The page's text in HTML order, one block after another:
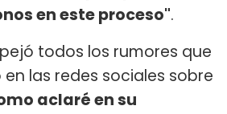
en este proceso".
todos los rumores que
las redes sociales sobre
aclaré en su